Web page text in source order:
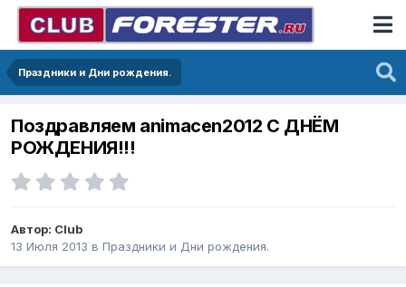
Праздники и Дни рождения.
Поздравляем animacen2012 С ДНЁМ
РОЖДЕНИЯ!!!
Автор: Club
13 Июля 2013 в Праздники и Дни рождения.